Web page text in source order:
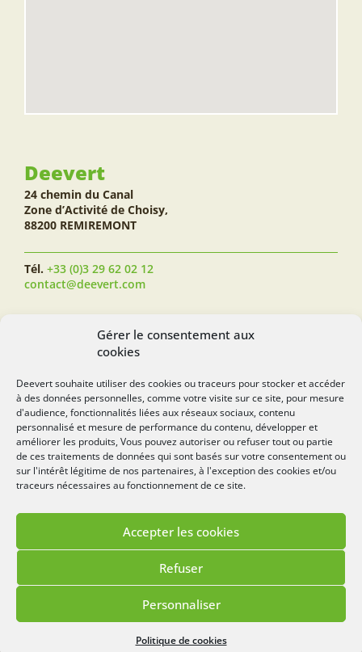
Gérer le consentement aux
cookies
Deevert souhaite utiliser des cookies ou traceurs pour stocker et accéder
à des données personnelles, comme votre visite sur ce site, pour mesure
d'audience, fonctionnalités liées aux réseaux sociaux, contenu
personnalisé et mesure de performance du contenu, développer et
améliorer les produits, Vous pouvez autoriser ou refuser tout ou partie
de ces traitements de données qui sont basés sur votre consentement ou
sur l'intérêt légitime de nos partenaires, à l'exception des cookies et/ou
traceurs nécessaires au fonctionnement de ce site.
Accepter les cookies
Refuser
Personnaliser
Politique de cookies
Deevert
24 chemin du Canal
Zone d’Activité de Choisy,
88200 REMIREMONT
Tél. +33 (0)3 29 62 02 12
contact@deevert.com
SUIVEZ-NOUS...
deevert.com
Mentions légales Politique de cookies